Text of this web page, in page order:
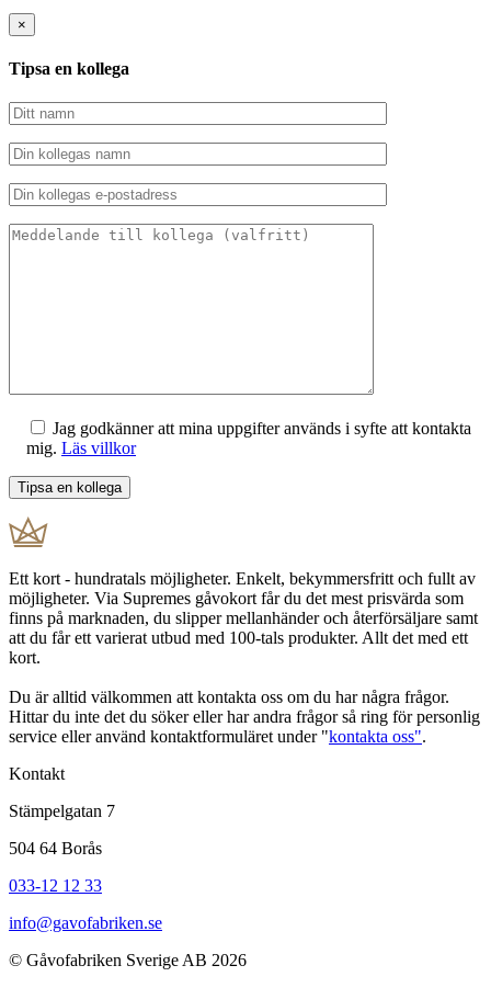
×
Tipsa en kollega
Jag godkänner att mina uppgifter används i syfte att kontakta
mig. Läs villkor
Ett kort - hundratals möjligheter. Enkelt, bekymmersfritt och fullt av
möjligheter. Via Supremes gåvokort får du det mest prisvärda som
finns på marknaden, du slipper mellanhänder och återförsäljare samt
att du får ett varierat utbud med 100-tals produkter. Allt det med ett
kort.
Du är alltid välkommen att kontakta oss om du har några frågor.
Hittar du inte det du söker eller har andra frågor så ring för personlig
service eller använd kontaktformuläret under "kontakta oss".
Kontakt
Stämpelgatan 7
504 64 Borås
033-12 12 33
info@gavofabriken.se
© Gåvofabriken Sverige AB 2026